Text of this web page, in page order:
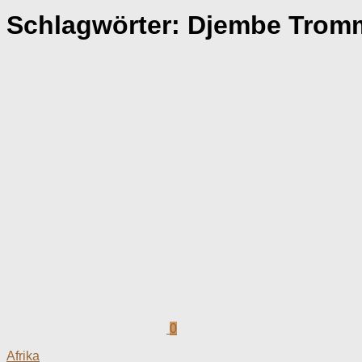
Schlagwörter: Djembe
0
Afrika